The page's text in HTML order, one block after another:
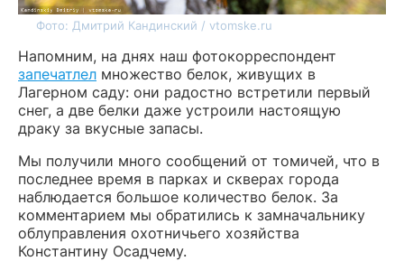
Фото: Дмитрий Кандинский / vtomske.ru
Напомним, на днях наш фотокорреспондент
запечатлел множество белок, живущих в
Лагерном саду: они радостно встретили первый
снег, а две белки даже устроили настоящую
драку за вкусные запасы.
Мы получили много сообщений от томичей, что в
последнее время в парках и скверах города
наблюдается большое количество белок. За
комментарием мы обратились к замначальнику
облуправления охотничьего хозяйства
Константину Осадчему.